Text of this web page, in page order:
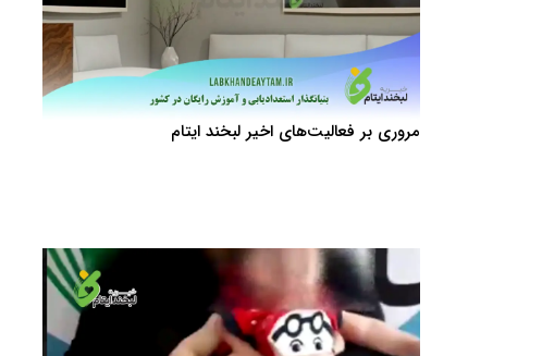
مروری بر فعالیت‌های اخیر لبخند ایتام